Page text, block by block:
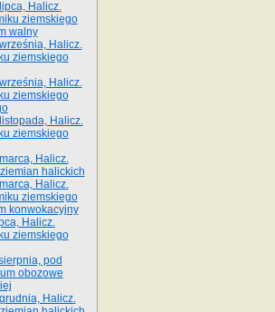
Halicz.
ziemskiego
walny
Halicz.
ziemskiego
Halicz.
ziemskiego
Halicz.
ziemskiego
Halicz.
halickich­
Halicz.
ziemskiego
konwokacyjny
Halicz.
ziemskiego
pod
obozowe
Halicz.